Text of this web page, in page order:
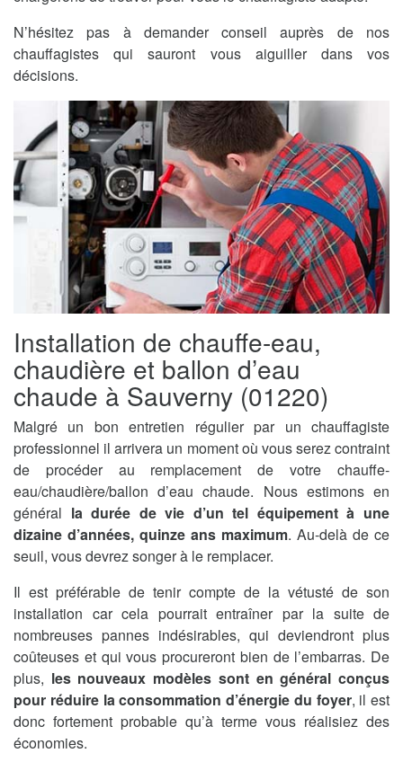
N’hésitez pas à demander conseil auprès de nos
chauffagistes qui sauront vous aiguiller dans vos
décisions.
Installation de chauffe-eau,
chaudière et ballon d’eau
chaude à Sauverny (01220)
Malgré un bon entretien régulier par un chauffagiste
professionnel il arrivera un moment où vous serez contraint
de procéder au remplacement de votre chauffe-
eau/chaudière/ballon d’eau chaude. Nous estimons en
général la durée de vie d’un tel équipement à une
dizaine d’années, quinze ans maximum. Au-delà de ce
seuil, vous devrez songer à le remplacer.
Il est préférable de tenir compte de la vétusté de son
installation car cela pourrait entraîner par la suite de
nombreuses pannes indésirables, qui deviendront plus
coûteuses et qui vous procureront bien de l’embarras. De
plus, les nouveaux modèles sont en général conçus
pour réduire la consommation d’énergie du foyer, il est
donc fortement probable qu’à terme vous réalisiez des
économies.